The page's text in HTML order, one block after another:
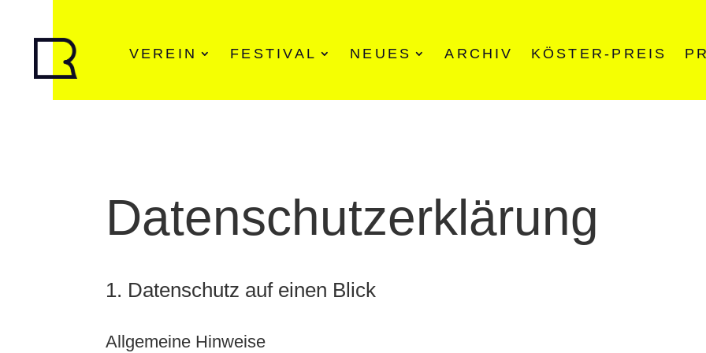
VEREIN FESTIVAL NEUES ARCHIV KÖSTER-PREIS
Datenschutzerklärung
1. Datenschutz auf einen Blick
Allgemeine Hinweise